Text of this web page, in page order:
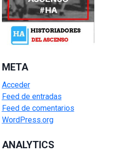
META
Acceder
Feed de entradas
Feed de comentarios
WordPress.org
ANALYTICS